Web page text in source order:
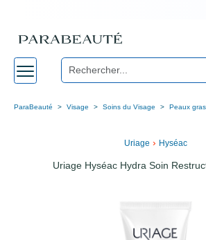
ParaBeauté Visage Soins du Visage Peaux
Uriage › Hyséac
Uriage Hyséac Hydra Soin